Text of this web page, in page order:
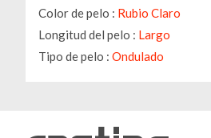
Color de pelo : Rubio Claro
Longitud del pelo : Largo
Tipo de pelo : Ondulado